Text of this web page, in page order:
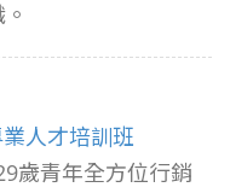
人才培訓班
歲青年全方位行銷